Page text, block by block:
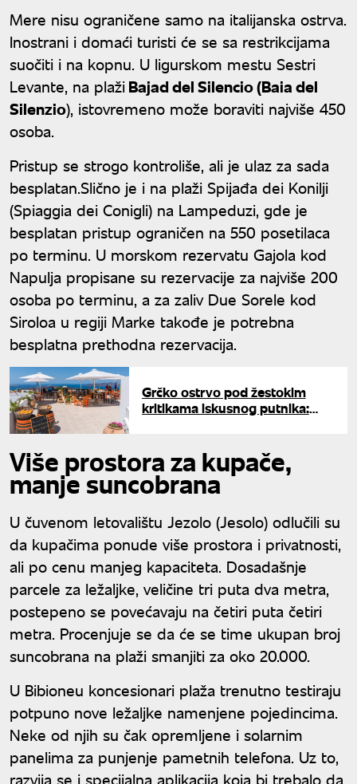
Mere nisu ograničene samo na italijanska ostrva.
Inostrani i domaći turisti će se sa restrikcijama
suočiti i na kopnu. U ligurskom mestu Sestri
Levante, na plaži Bajad del Silencio (Baia del
Silenzio), istovremeno može boraviti najviše 450
osoba.
Pristup se strogo kontroliše, ali je ulaz za sada
besplatan.Slično je i na plaži Spijađa dei Konilji
(Spiaggia dei Conigli) na Lampeduzi, gde je
besplatan pristup ograničen na 550 posetilaca
po terminu. U morskom rezervatu Gajola kod
Napulja propisane su rezervacije za najviše 200
osoba po terminu, a za zaliv Due Sorele kod
Siroloa u regiji Marke takođe je potrebna
besplatna prethodna rezervacija.
Grčko ostrvo pod žestokim
kritikama iskusnog putnika:
Više prostora za kupače,
manje suncobrana
U čuvenom letovalištu Jezolo (Jesolo) odlučili su
da kupačima ponude više prostora i privatnosti,
ali po cenu manjeg kapaciteta. Dosadašnje
parcele za ležaljke, veličine tri puta dva metra,
postepeno se povećavaju na četiri puta četiri
metra. Procenjuje se da će se time ukupan broj
suncobrana na plaži smanjiti za oko 20.000.
U Bibioneu koncesionari plaža trenutno testiraju
potpuno nove ležaljke namenjene pojedincima.
Neke od njih su čak opremljene i solarnim
panelima za punjenje pametnih telefona. Uz to,
razvija se i specijalna aplikacija koja bi trebalo da